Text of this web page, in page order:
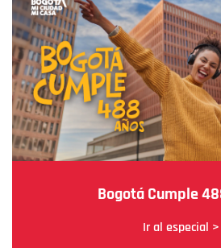
Bogotá Cumple
Ir al especial >